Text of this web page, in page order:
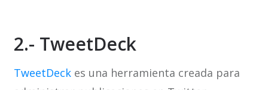
2.- TweetDeck
TweetDeckes una herramienta creada para